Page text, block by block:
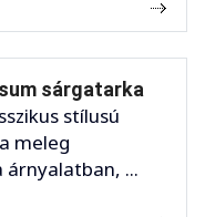
sárgatarka
stílusú
meleg
...